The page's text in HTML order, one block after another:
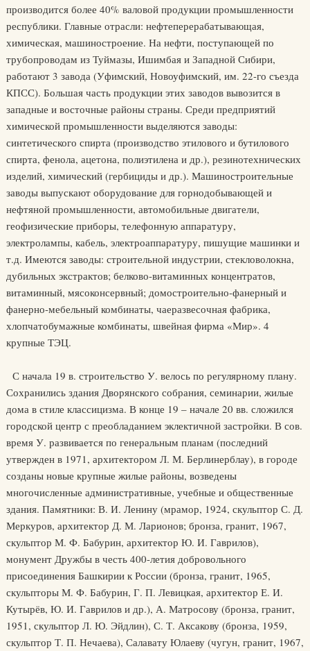
производится более 40% валовой продукции промышленности
республики. Главные отрасли: нефтеперерабатывающая,
химическая, машиностроение. На нефти, поступающей по
трубопроводам из Туймазы, Ишимбая и Западной Сибири,
работают 3 завода (Уфимский, Новоуфимский, им. 22-го съезда
КПСС). Большая часть продукции этих заводов вывозится в
западные и восточные районы страны. Среди предприятий
химической промышленности выделяются заводы:
синтетического спирта (производство этилового и бутилового
спирта, фенола, ацетона, полиэтилена и др.), резинотехнических
изделий, химический (гербициды и др.). Машиностроительные
заводы выпускают оборудование для горнодобывающей и
нефтяной промышленности, автомобильные двигатели,
геофизические приборы, телефонную аппаратуру,
электролампы, кабель, электроаппаратуру, пишущие машинки и
т.д. Имеются заводы: строительной индустрии, стекловолокна,
дубильных экстрактов; белково-витаминных концентратов,
витаминный, мясоконсервный; домостроительно-фанерный и
фанерно-мебельный комбинаты, чаеразвесочная фабрика,
хлопчатобумажные комбинаты, швейная фирма «Мир». 4
крупные ТЭЦ.
С начала 19 в. строительство У. велось по регулярному плану.
Сохранились здания Дворянского собрания, семинарии, жилые
дома в стиле классицизма. В конце 19 – начале 20 вв. сложился
городской центр с преобладанием эклектичной застройки. В сов.
время У. развивается по генеральным планам (последний
утвержден в 1971, архитектором Л. М. Берлинерблау), в городе
созданы новые крупные жилые районы, возведены
многочисленные административные, учебные и общественные
здания. Памятники: В. И. Ленину (мрамор, 1924, скульптор С. Д.
Меркуров, архитектор Д. М. Ларионов; бронза, гранит, 1967,
скульптор М. Ф. Бабурин, архитектор Ю. И. Гаврилов),
монумент Дружбы в честь 400-летия добровольного
присоединения Башкирии к России (бронза, гранит, 1965,
скульпторы М. Ф. Бабурин, Г. П. Левицкая, архитектор Е. И.
Кутырёв, Ю. И. Гаврилов и др.), А. Матросову (бронза, гранит,
1951, скульптор Л. Ю. Эйдлин), С. Т. Аксакову (бронза, 1959,
скульптор Т. П. Нечаева), Салавату Юлаеву (чугун, гранит, 1967,